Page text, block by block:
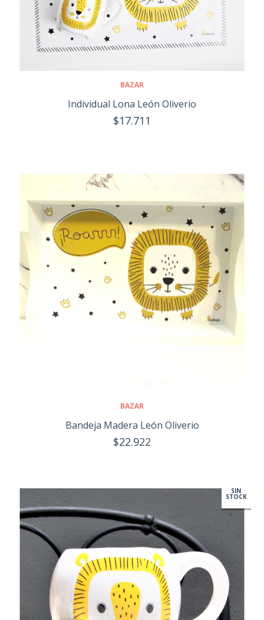
BAZAR
Individual Lona León Oliverio
$17.711
BAZAR
Bandeja Madera León Oliverio
$22.922
SIN
STOCK